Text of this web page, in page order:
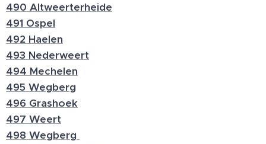
490 Altweerterheide
491 Ospel
492 Haelen
493 Nederweert
494 Mechelen
495 Wegberg
496 Grashoek
497 Weert
498 Wegberg